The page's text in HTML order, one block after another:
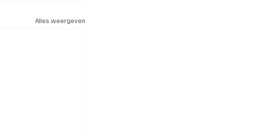
Alles weergeven